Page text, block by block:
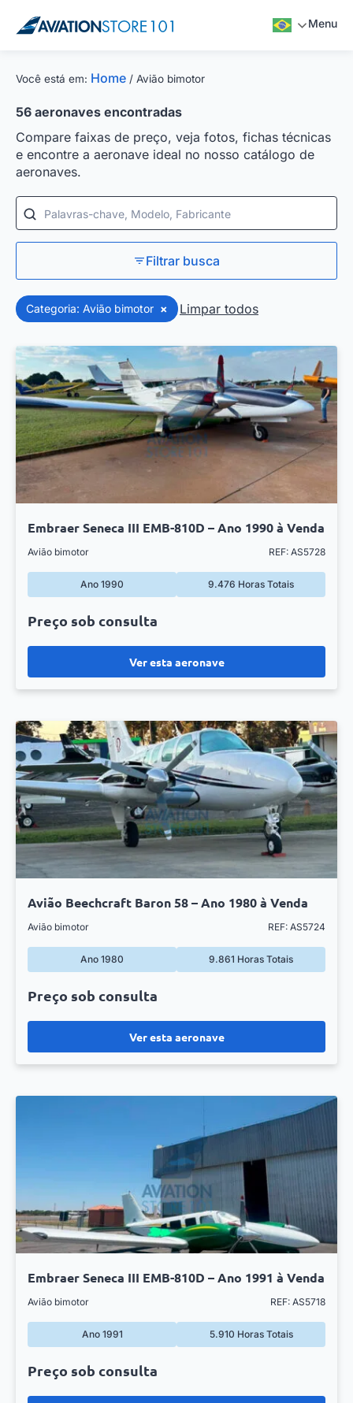
Menu
Você está em: Home / Avião bimotor
56 aeronaves encontradas
Compare faixas de preço, veja fotos, fichas técnicas
e encontre a aeronave ideal no nosso catálogo de
aeronaves.
Palavras-chave, Modelo, Fabricante
Filtrar busca
Categoria: Avião bimotor × Limpar todos
Embraer Seneca III EMB-810D – Ano 1990 à Venda
Avião bimotor REF: AS5728
Ano 1990 9.476 Horas Totais
Ver esta aeronave
Preço sob consulta
Avião Beechcraft Baron 58 – Ano 1980 à Venda
Avião bimotor REF: AS5724
Ano 1980 9.861 Horas Totais
Ver esta aeronave
Preço sob consulta
Embraer Seneca III EMB-810D – Ano 1991 à Venda
Avião bimotor REF: AS5718
Ano 1991 5.910 Horas Totais
Preço sob consulta